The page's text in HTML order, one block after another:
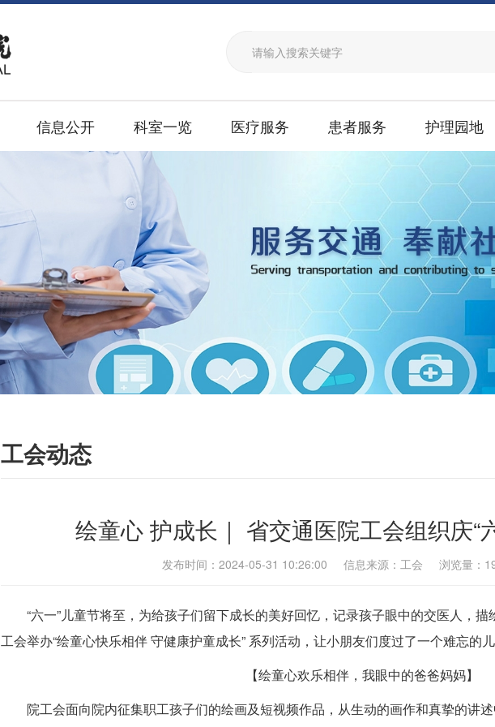
信息公开 科室一览 医疗服务 患者服务 护理园地
工会动态
绘童心 护成长｜ 省交通医院工会组织庆“
发布时间：2024-05-31 10:26:00 信息来源：工会 浏览量
“六一”儿童节将至，为给孩子们留下成长的美好回忆，记录孩子眼中的交医人，
工会举办“绘童心快乐相伴 守健康护童成长” 系列活动，让小朋友们度过了一个难忘的儿
【绘童心欢乐相伴，我眼中的爸爸妈妈】
院工会面向院内征集职工孩子们的绘画及短视频作品，从生动的画作和真挚的讲